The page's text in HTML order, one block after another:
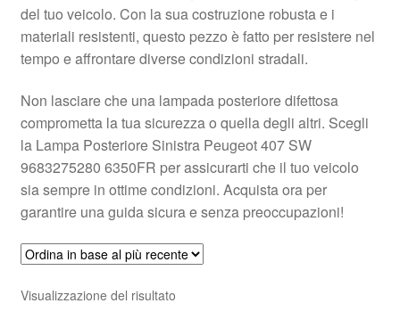
Rimostranza
Spedizione in tutto il mondo
Termini e condizioni
del tuo veicolo. Con la sua costruzione robusta e i
materiali resistenti, questo pezzo è fatto per resistere nel
tempo e affrontare diverse condizioni stradali.
Non lasciare che una lampada posteriore difettosa
comprometta la tua sicurezza o quella degli altri. Scegli
la Lampa Posteriore Sinistra Peugeot 407 SW
9683275280 6350FR per assicurarti che il tuo veicolo
sia sempre in ottime condizioni. Acquista ora per
garantire una guida sicura e senza preoccupazioni!
Visualizzazione del risultato